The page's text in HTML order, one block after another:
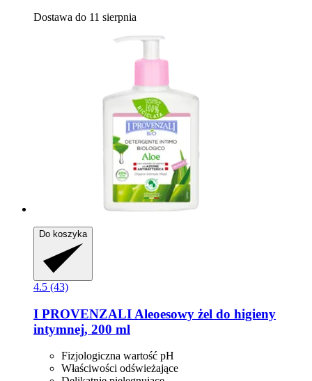
Dostawa do 11 sierpnia
Do koszyka
4.5 (43)
I PROVENZALI Aleoesowy żel do higieny
intymnej, 200 ml
Fizjologiczna wartość pH
Właściwości odświeżające